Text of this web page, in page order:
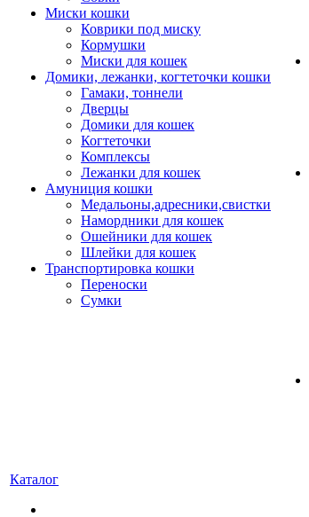
Миски кошки
Коврики под миску
Кормушки
Миски для кошек
Домики, лежанки, когтеточки кошки
Гамаки, тоннели
Дверцы
Домики для кошек
Когтеточки
Комплексы
Лежанки для кошек
Амуниция кошки
Медальоны,адресники,свистки
Намордники для кошек
Ошейники для кошек
Шлейки для кошек
Транспортировка кошки
Переноски
Сумки
Каталог